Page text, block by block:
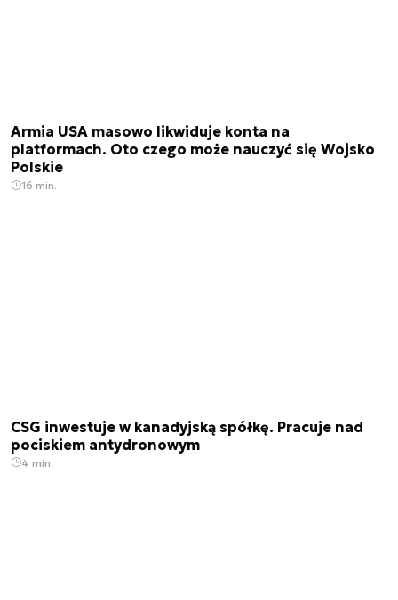
Armia USA masowo likwiduje konta na
platformach. Oto czego może nauczyć się Wojsko
Polskie
16 min.
CSG inwestuje w kanadyjską spółkę. Pracuje nad
pociskiem antydronowym
4 min.